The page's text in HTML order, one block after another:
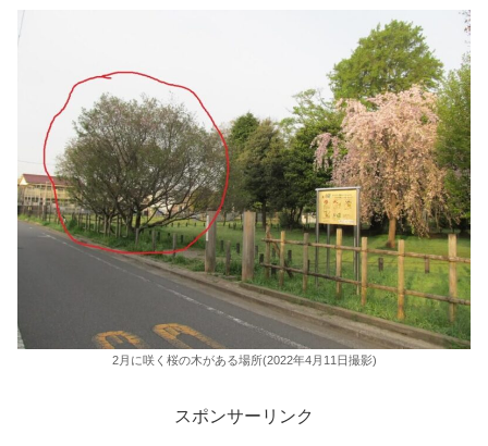
2月に咲く桜の木がある場所(2022年4月11日撮影)
スポンサーリンク